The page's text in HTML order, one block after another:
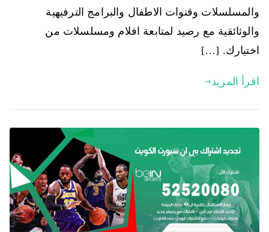
والمسلسلات وقنوات الاطفال والبرامج الترفيهية
والوثائقية مع رصيد لمتابعة افلام ومسلسلات من
اختيارك. […]
اقرأ المزيد